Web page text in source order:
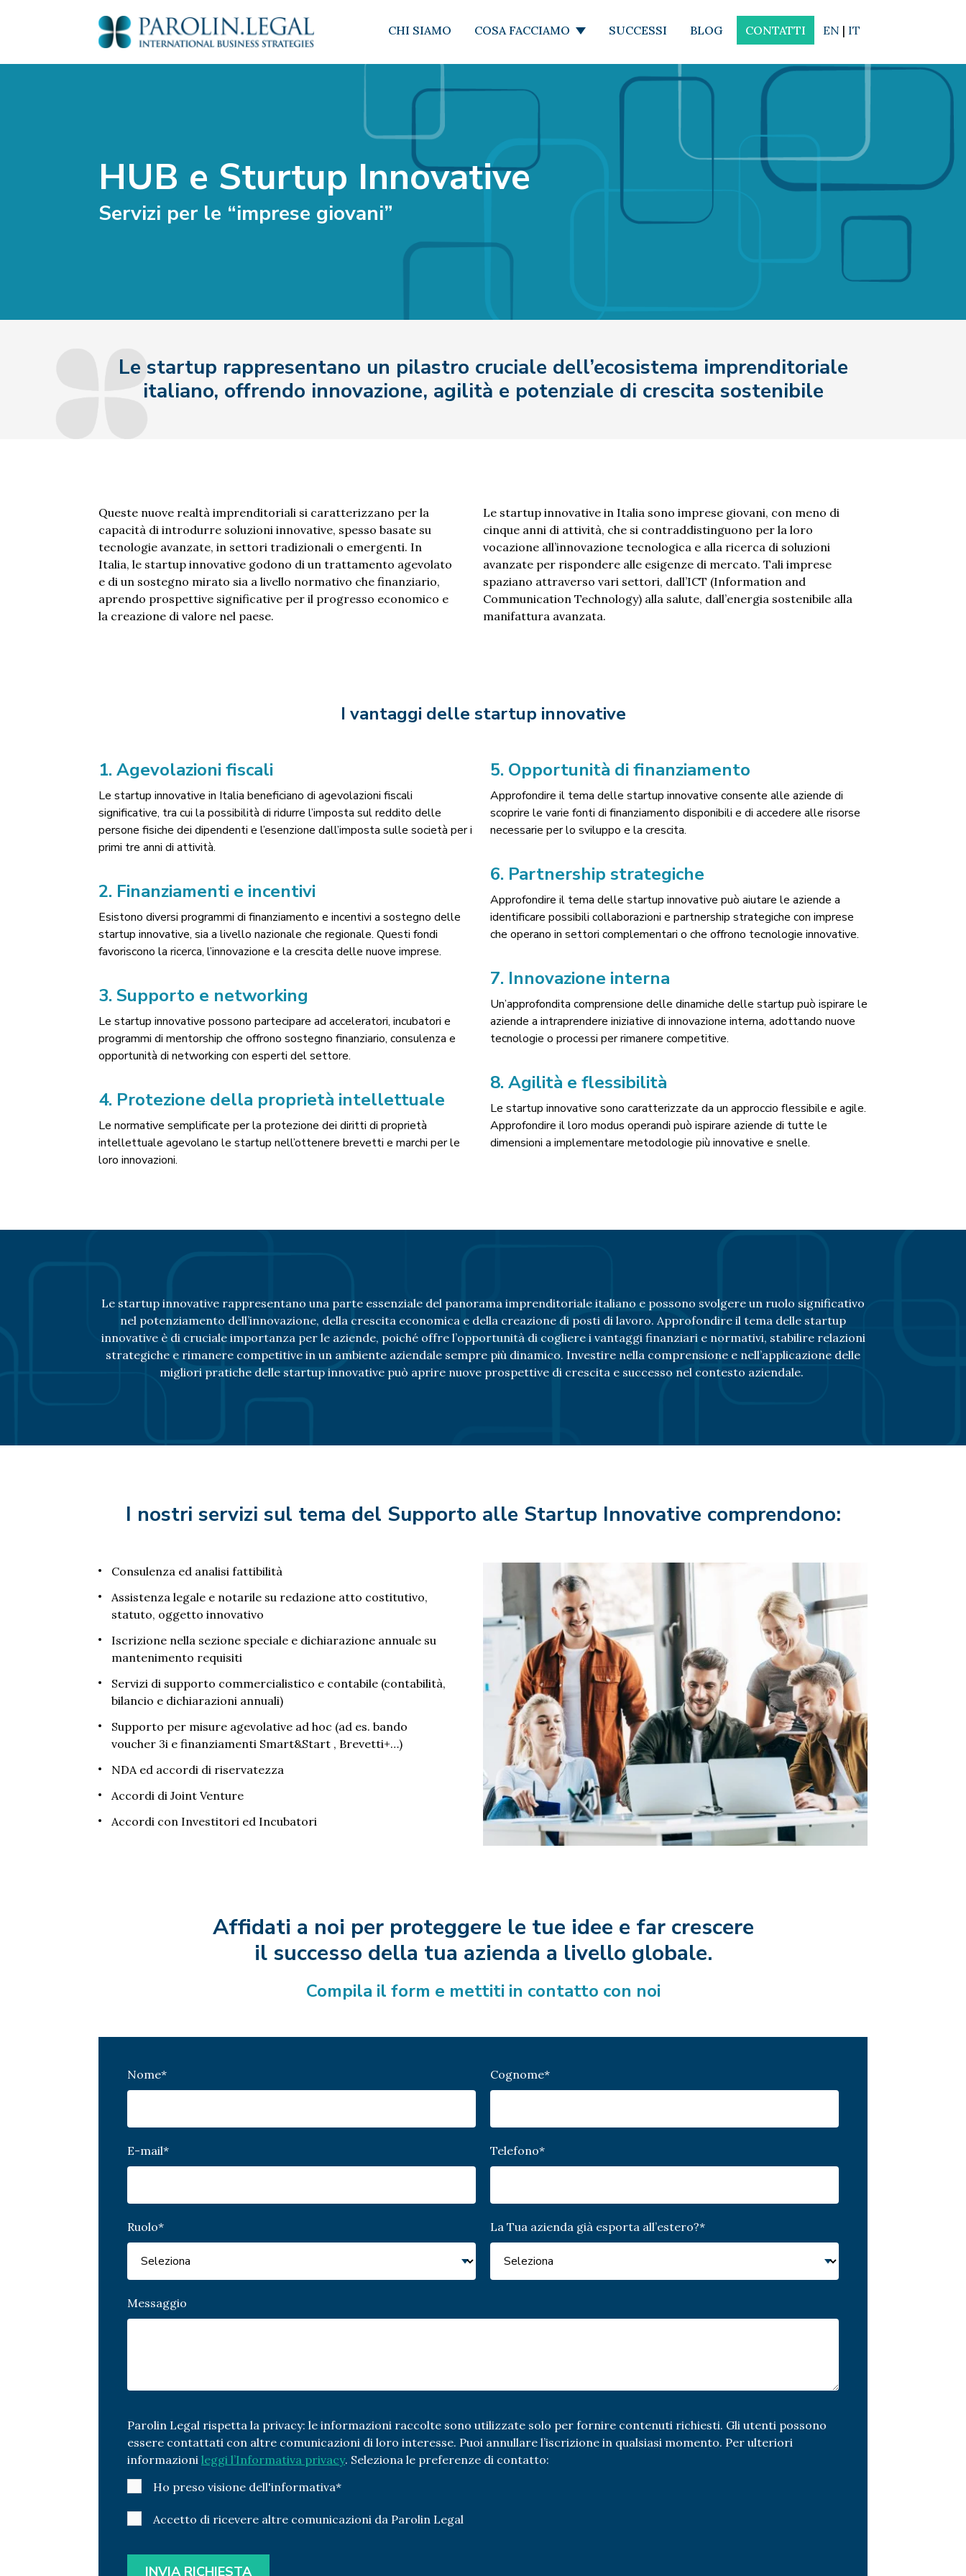
CHI SIAMO COSA FACCIAMO SUCCESSI BLOG CONTATTI EN | IT
HUB e Sturtup Innovative
Servizi per le “imprese giovani”
Le startup rappresentano un pilastro cruciale dell’ecosistema imprenditoriale
italiano, offrendo innovazione, agilità e potenziale di crescita sostenibile
Queste nuove realtà imprenditoriali si caratterizzano per la
capacità di introdurre soluzioni innovative, spesso basate su
tecnologie avanzate, in settori tradizionali o emergenti. In
Italia, le startup innovative godono di un trattamento agevolato
e di un sostegno mirato sia a livello normativo che finanziario,
aprendo prospettive significative per il progresso economico e
la creazione di valore nel paese.
Le startup innovative in Italia sono imprese giovani, con meno di
cinque anni di attività, che si contraddistinguono per la loro
vocazione all’innovazione tecnologica e alla ricerca di soluzioni
avanzate per rispondere alle esigenze di mercato. Tali imprese
spaziano attraverso vari settori, dall’ICT (Information and
Communication Technology) alla salute, dall’energia sostenibile alla
manifattura avanzata.
I vantaggi delle startup innovative
1. Agevolazioni fiscali
Le startup innovative in Italia beneficiano di agevolazioni fiscali
significative, tra cui la possibilità di ridurre l’imposta sul reddito delle
persone fisiche dei dipendenti e l’esenzione dall’imposta sulle società per i
primi tre anni di attività.
2. Finanziamenti e incentivi
Esistono diversi programmi di finanziamento e incentivi a sostegno delle
startup innovative, sia a livello nazionale che regionale. Questi fondi
favoriscono la ricerca, l’innovazione e la crescita delle nuove imprese.
3. Supporto e networking
Le startup innovative possono partecipare ad acceleratori, incubatori e
programmi di mentorship che offrono sostegno finanziario, consulenza e
opportunità di networking con esperti del settore.
4. Protezione della proprietà intellettuale
Le normative semplificate per la protezione dei diritti di proprietà
intellettuale agevolano le startup nell’ottenere brevetti e marchi per le
loro innovazioni.
5. Opportunità di finanziamento
Approfondire il tema delle startup innovative consente alle aziende di
scoprire le varie fonti di finanziamento disponibili e di accedere alle risorse
necessarie per lo sviluppo e la crescita.
6. Partnership strategiche
Approfondire il tema delle startup innovative può aiutare le aziende a
identificare possibili collaborazioni e partnership strategiche con imprese
che operano in settori complementari o che offrono tecnologie innovative.
7. Innovazione interna
Un’approfondita comprensione delle dinamiche delle startup può ispirare le
aziende a intraprendere iniziative di innovazione interna, adottando nuove
tecnologie o processi per rimanere competitive.
8. Agilità e flessibilità
Le startup innovative sono caratterizzate da un approccio flessibile e agile.
Approfondire il loro modus operandi può ispirare aziende di tutte le
dimensioni a implementare metodologie più innovative e snelle.
Le startup innovative rappresentano una parte essenziale del panorama imprenditoriale italiano e possono svolgere un ruolo significativo
nel potenziamento dell’innovazione, della crescita economica e della creazione di posti di lavoro. Approfondire il tema delle startup
innovative è di cruciale importanza per le aziende, poiché offre l’opportunità di cogliere i vantaggi finanziari e normativi, stabilire relazioni
strategiche e rimanere competitive in un ambiente aziendale sempre più dinamico. Investire nella comprensione e nell’applicazione delle
migliori pratiche delle startup innovative può aprire nuove prospettive di crescita e successo nel contesto aziendale.
I nostri servizi sul tema del Supporto alle Startup Innovative comprendono:
Consulenza ed analisi fattibilità
Assistenza legale e notarile su redazione atto costitutivo,
statuto, oggetto innovativo
Iscrizione nella sezione speciale e dichiarazione annuale su
mantenimento requisiti
Servizi di supporto commercialistico e contabile (contabilità,
bilancio e dichiarazioni annuali)
Supporto per misure agevolative ad hoc (ad es. bando
voucher 3i e finanziamenti Smart&Start , Brevetti+…)
NDA ed accordi di riservatezza
Accordi di Joint Venture
Accordi con Investitori ed Incubatori
Affidati a noi per proteggere le tue idee e far crescere
il successo della tua azienda a livello globale.
Compila il form e mettiti in contatto con noi
Nome* Cognome*
E-mail* Telefono*
Ruolo* La Tua azienda già esporta all’estero?*
Messaggio
Parolin Legal rispetta la privacy: le informazioni raccolte sono utilizzate solo per fornire contenuti richiesti. Gli utenti possono
essere contattati con altre comunicazioni di loro interesse. Puoi annullare l’iscrizione in qualsiasi momento. Per ulteriori
informazioni leggi l’Informativa privacy. Seleziona le preferenze di contatto:
Ho preso visione dell'informativa*
Accetto di ricevere altre comunicazioni da Parolin Legal